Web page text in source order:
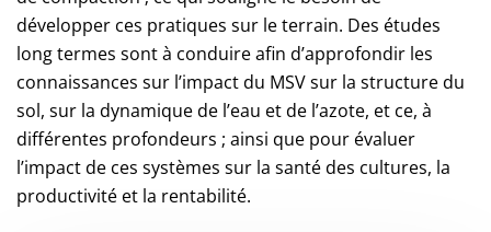
développer ces pratiques sur le terrain. Des études
long termes sont à conduire afin d’approfondir les
connaissances sur l’impact du MSV sur la structure du
sol, sur la dynamique de l’eau et de l’azote, et ce, à
différentes profondeurs ; ainsi que pour évaluer
l’impact de ces systèmes sur la santé des cultures, la
productivité et la rentabilité.